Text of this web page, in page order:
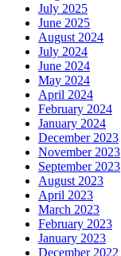
July 2025
June 2025
August 2024
July 2024
June 2024
May 2024
April 2024
February 2024
January 2024
December 2023
November 2023
September 2023
August 2023
April 2023
March 2023
February 2023
January 2023
December 2022